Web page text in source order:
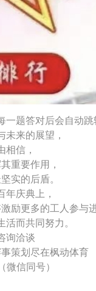
题答对后会自动
未来的展望，
相信，
重要作用，
实的后盾。
年庆典上，
励更多的工人参与
而共同努力。
询洽谈
策划尽在枫动体育
信同号）